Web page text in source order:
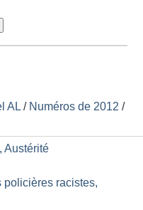
AL / Numéros de 2012 /
Austérité
policières racistes,